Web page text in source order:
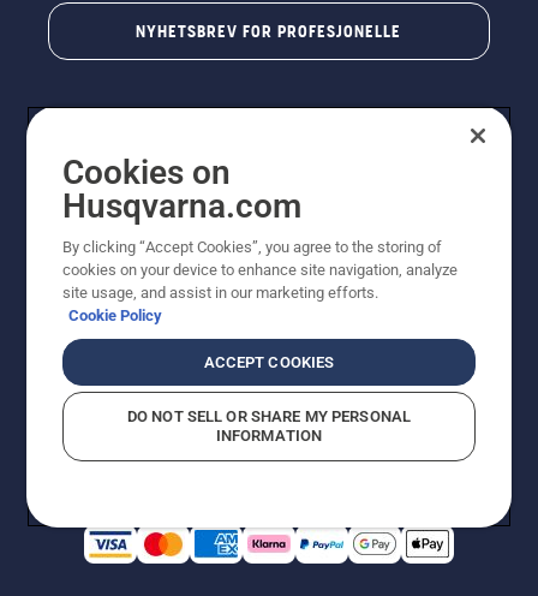
NYHETSBREV FOR PROFESJONELLE
© Husqvarna AB (utgiver). Med enerett. Angitte priser
er veiledende priser. Alle oppgitte priser er veiledende
tilgjengelig for direkte kjøp.
Rapportering av mistanker om regelbruddÅpenhetsloven
Likestilling
Cookies on
Husqvarna.com
By clicking “Accept Cookies”, you agree to the storing of
cookies on your device to enhance site navigation, analyze
site usage, and assist in our marketing efforts.
Cookie Policy
ACCEPT COOKIES
DO NOT SELL OR SHARE MY PERSONAL
INFORMATION